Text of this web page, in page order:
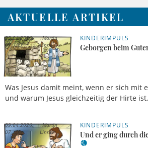
AKTUELLE ARTIKEL
KINDERIMPULS
Geborgen beim
Was Jesus damit meint, wenn er sich mit
und warum Jesus gleichzeitig der Hirte
23.04.2026,
07 Uhr
Martin
Linner
KINDERIMPULS
Und er ging durch
09.04.2026,
07 Uhr
Martin
Linner